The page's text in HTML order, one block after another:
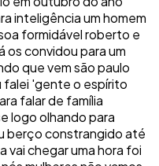
inteligência um homem
formidável roberto e
os convidou para um
que vem são paulo
falei 'gente o espírito
falar de família
logo olhando para
berço constrangido até
vai chegar uma hora foi